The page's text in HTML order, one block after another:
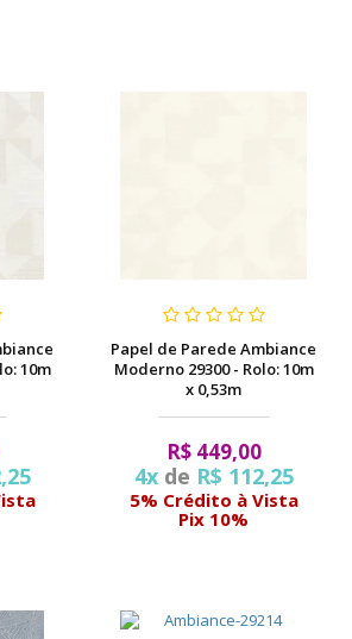
10m
Papel de Parede Ambiance
Moderno 29300 - Rolo: 10m
x 0,53m
R$ 449,00
4xde R$ 112,25
5% Crédito à Vista
Pix 10%